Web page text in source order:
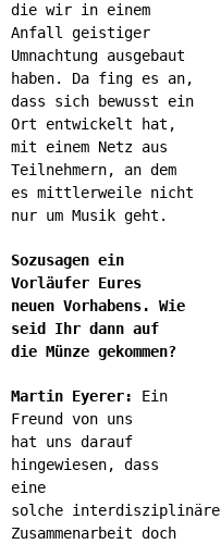
die wir in einem
Anfall geistiger
Umnachtung ausgebaut
haben. Da fing es an,
dass sich bewusst ein
Ort entwickelt hat,
mit einem Netz aus
Teilnehmern, an dem
es mittlerweile nicht
nur um Musik geht.
Sozusagen ein
Vorläufer Eures
neuen Vorhabens. Wie
seid Ihr dann auf
die Münze gekommen?
Martin Eyerer: Ein
Freund von uns
hat uns darauf
hingewiesen, dass
eine
solche interdisziplinäre
Zusammenarbeit doch